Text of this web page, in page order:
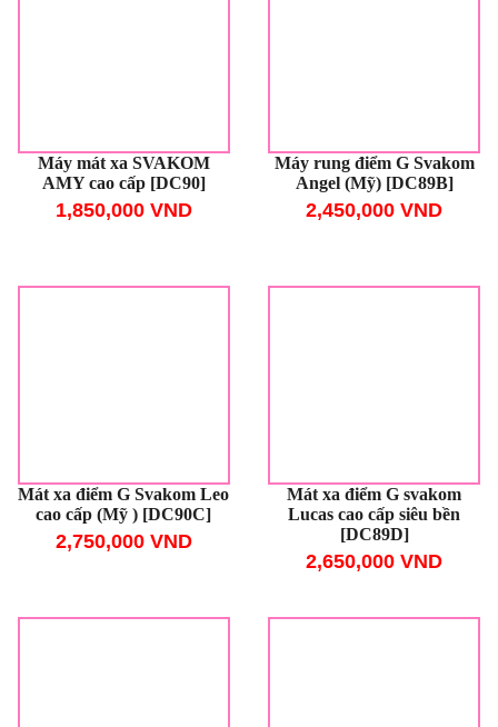
Máy mát xa SVAKOM
AMY cao cấp [DC90]
1,850,000 VND
Máy rung điểm G Svakom
Angel (Mỹ) [DC89B]
2,450,000 VND
Mát xa điểm G Svakom Leo
cao cấp (Mỹ ) [DC90C]
2,750,000 VND
Mát xa điểm G svakom
Lucas cao cấp siêu bền
[DC89D]
2,650,000 VND